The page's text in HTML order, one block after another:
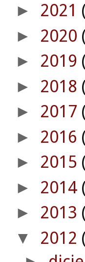
► 2021
► 2020
► 2019
► 2018
► 2017
► 2016
► 2015
► 2014
► 2013
▼ 2012